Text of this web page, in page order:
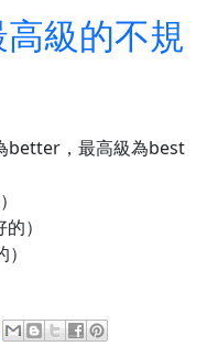
級的不規
better，最高級為best
）